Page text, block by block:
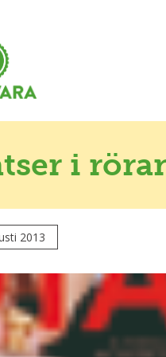
i
2013